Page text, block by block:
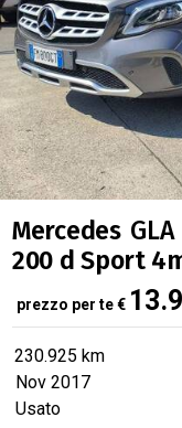
Mercedes GLA
200 d Sport
prezzo per te€
230.925 km
Nov 2017
Usato